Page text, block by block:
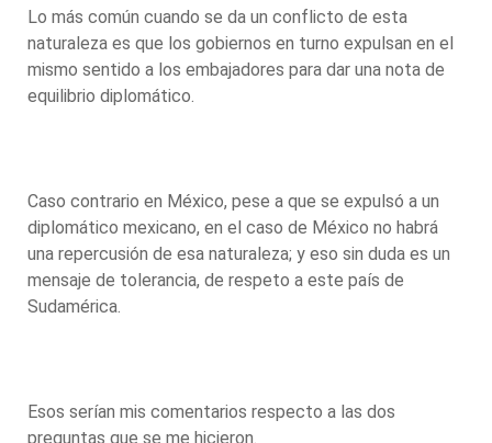
Lo más común cuando se da un conflicto de esta
naturaleza es que los gobiernos en turno expulsan en el
mismo sentido a los embajadores para dar una nota de
equilibrio diplomático.
Caso contrario en México, pese a que se expulsó a un
diplomático mexicano, en el caso de México no habrá
una repercusión de esa naturaleza; y eso sin duda es un
mensaje de tolerancia, de respeto a este país de
Sudamérica.
Esos serían mis comentarios respecto a las dos
preguntas que se me hicieron.